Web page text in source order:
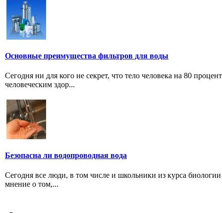
Основные преимущества фильтров для воды
Сегодня ни для кого не секрет, что тело человека на 80
человеческим здор...
Безопасна ли водопроводная вода
Сегодня все люди, в том числе и школьники из курса
мнение о том,...